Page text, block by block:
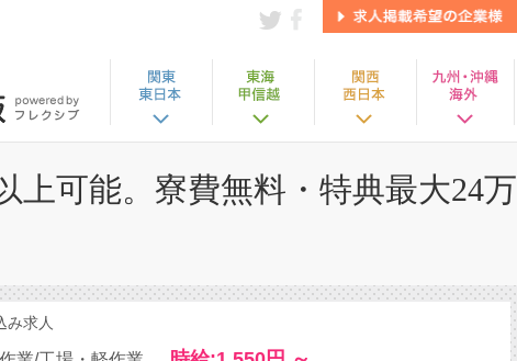
上可能。寮費無料・特典最大24万
み求人